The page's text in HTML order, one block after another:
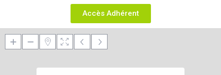
Accès Adhérent